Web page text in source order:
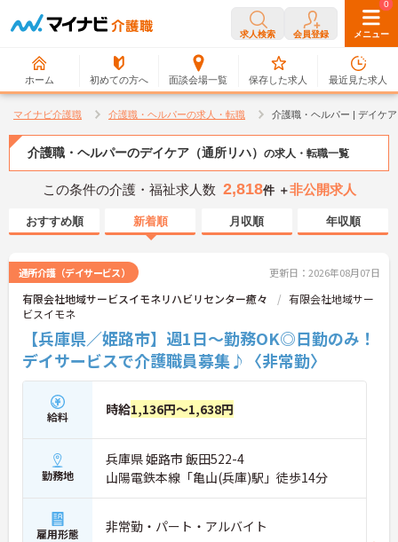
求人検索 会員登録 メニュー
ホーム 初めての方へ 面談会場一覧
0
保存した求人
0
最近見た求人
マイナビ介護職 介護職・ヘルパーの求人・転職 介護職・ヘルパー | デイケ
介護職・ヘルパーのデイケア（通所リハ） の求人・転職一覧
この条件の介護・福祉求人数 2,818件 ＋非公開求人
おすすめ順 新着順 月収順 年収順
通所介護（デイサービス） 更新日：2026年08月07日
有限会社地域サービスイモネリハビリセンター癒々
有限会社地域サー
ビスイモネ
【兵庫県／姫路市】週1日～勤務OK◎日勤のみ！
デイサービスで介護職員募集♪〈非常勤〉
給料 時給1,136円～1,638円
勤務地
兵庫県 姫路市 飯田522-4
山陽電鉄本線「亀山(兵庫)駅」徒歩14分
雇用形態 非常勤・パート・アルバイト